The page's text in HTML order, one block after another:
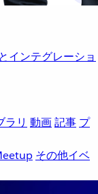
インテグレーショ
ラリ 動画記事 プ
その他イベ